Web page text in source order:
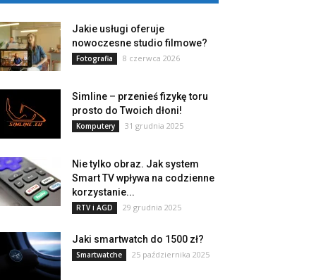
Jakie usługi oferuje
nowoczesne studio filmowe?
Fotografia 8 czerwca 2026
Simline – przenieś fizykę toru
prosto do Twoich dłoni!
Komputery 31 grudnia 2025
Nie tylko obraz. Jak system
Smart TV wpływa na codzienne
korzystanie...
RTV i AGD 29 grudnia 2025
Jaki smartwatch do 1500 zł?
Smartwatche 25 października 2025